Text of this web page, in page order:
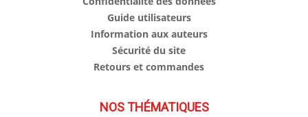
Guide utilisateurs
Information aux auteurs
Sécurité du site
Retours et commandes
NOS THÉMATIQUES